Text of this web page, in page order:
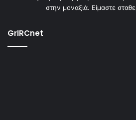
στην μοναξιά. Είμαστε
GrIRCnet